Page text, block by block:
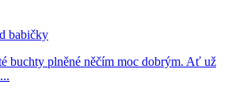
babičky
buchty plněné něčím moc dobrým. Ať už